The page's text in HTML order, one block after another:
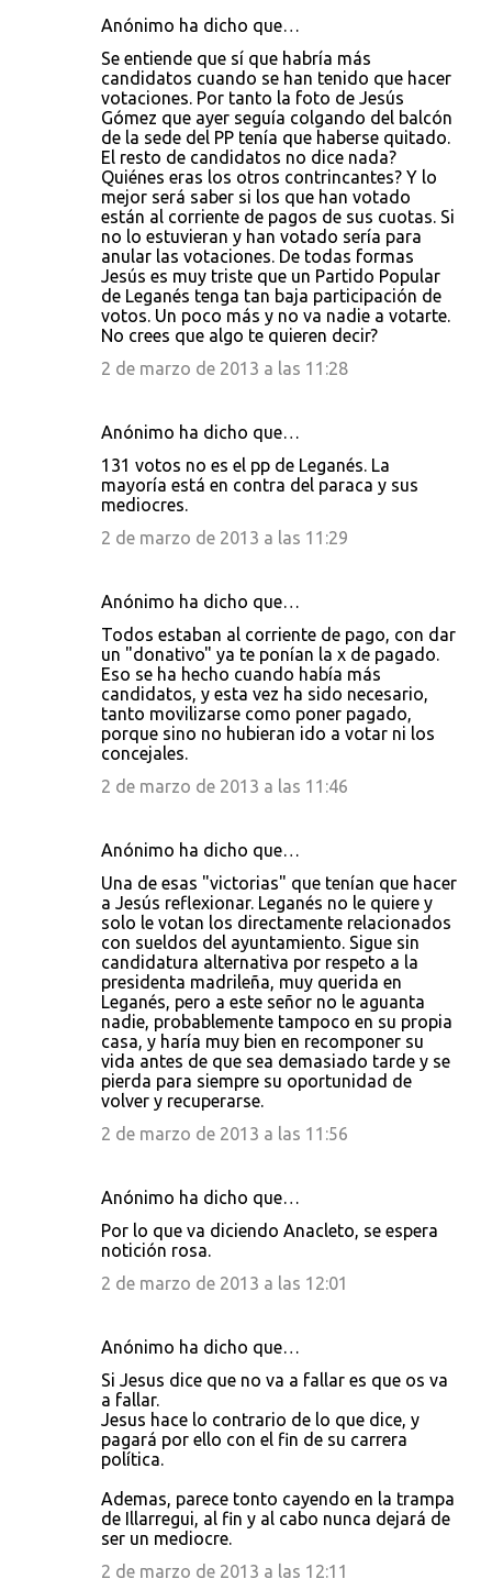
Anónimo ha dicho que…
Se entiende que sí que habría más
candidatos cuando se han tenido que hacer
votaciones. Por tanto la foto de Jesús
Gómez que ayer seguía colgando del balcón
de la sede del PP tenía que haberse quitado.
El resto de candidatos no dice nada?
Quiénes eras los otros contrincantes? Y lo
mejor será saber si los que han votado
están al corriente de pagos de sus cuotas. Si
no lo estuvieran y han votado sería para
anular las votaciones. De todas formas
Jesús es muy triste que un Partido Popular
de Leganés tenga tan baja participación de
votos. Un poco más y no va nadie a votarte.
No crees que algo te quieren decir?
2 de marzo de 2013 a las 11:28
Anónimo ha dicho que…
131 votos no es el pp de Leganés. La
mayoría está en contra del paraca y sus
mediocres.
2 de marzo de 2013 a las 11:29
Anónimo ha dicho que…
Todos estaban al corriente de pago, con dar
un "donativo" ya te ponían la x de pagado.
Eso se ha hecho cuando había más
candidatos, y esta vez ha sido necesario,
tanto movilizarse como poner pagado,
porque sino no hubieran ido a votar ni los
concejales.
2 de marzo de 2013 a las 11:46
Anónimo ha dicho que…
Una de esas "victorias" que tenían que hacer
a Jesús reflexionar. Leganés no le quiere y
solo le votan los directamente relacionados
con sueldos del ayuntamiento. Sigue sin
candidatura alternativa por respeto a la
presidenta madrileña, muy querida en
Leganés, pero a este señor no le aguanta
nadie, probablemente tampoco en su propia
casa, y haría muy bien en recomponer su
vida antes de que sea demasiado tarde y se
pierda para siempre su oportunidad de
volver y recuperarse.
2 de marzo de 2013 a las 11:56
Anónimo ha dicho que…
Por lo que va diciendo Anacleto, se espera
notición rosa.
2 de marzo de 2013 a las 12:01
Anónimo ha dicho que…
Si Jesus dice que no va a fallar es que os va
a fallar.
Jesus hace lo contrario de lo que dice, y
pagará por ello con el fin de su carrera
política.
Ademas, parece tonto cayendo en la trampa
de Illarregui, al fin y al cabo nunca dejará de
ser un mediocre.
2 de marzo de 2013 a las 12:11